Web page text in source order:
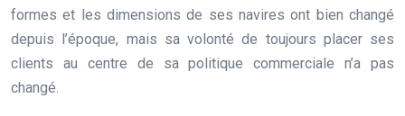
formes et les dimensions de ses navires ont bien changé
depuis l’époque, mais sa volonté de toujours placer ses
clients au centre de sa politique commerciale n’a pas
changé.